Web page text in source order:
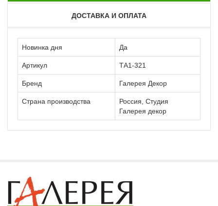
ДОСТАВКА И ОПЛАТА
Новинка дня Да
Артикул ТА1-321
Бренд Галерея Декор
Страна производства
Россия, Студия
Галерея декор